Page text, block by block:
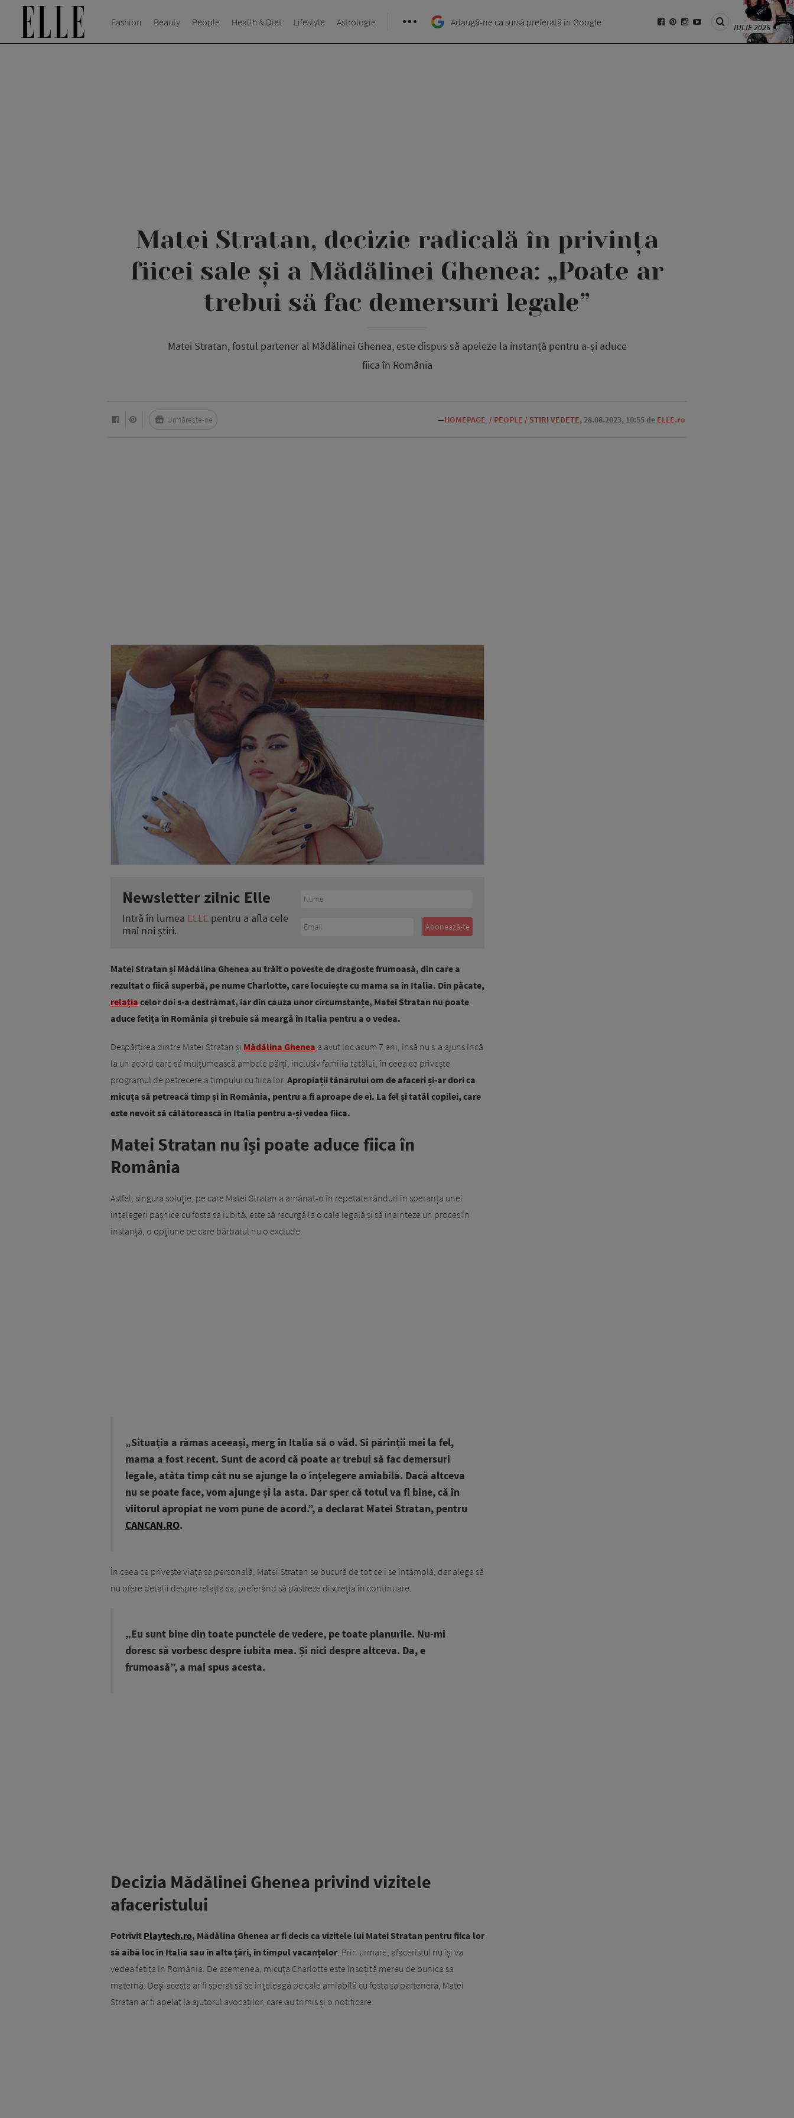
Fashion Beauty People Health & Diet Lifestyle Astrologie Adaugă-ne ca sursă preferată în Google IULIE 2026
Matei Stratan, decizie radicală în privința
fiicei sale și a Mădălinei Ghenea: „Poate ar
trebui să fac demersuri legale”
Matei Stratan, fostul partener al Mădălinei Ghenea, este dispus să apeleze la instanță pentru a-și aduce
fiica în România
—HOMEPAGE / PEOPLE / STIRI VEDETE, 28.08.2023, 10:55 de ELLE.ro
Urmărește-ne
Newsletter zilnic Elle
Intră în lumea ELLE pentru a afla cele
mai noi știri.
Matei Stratan și Mădălina Ghenea au trăit o poveste de dragoste frumoasă, din care a
rezultat o fiică superbă, pe nume Charlotte, care locuiește cu mama sa în Italia. Din păcate,
relația celor doi s-a destrămat, iar din cauza unor circumstanțe, Matei Stratan nu poate
aduce fetița în România și trebuie să meargă în Italia pentru a o vedea.
Despărțirea dintre Matei Stratan și Mădălina Ghenea a avut loc acum 7 ani, însă nu s-a ajuns încă
la un acord care să mulțumească ambele părți, inclusiv familia tatălui, în ceea ce privește
programul de petrecere a timpului cu fiica lor. Apropiații tânărului om de afaceri și-ar dori ca
micuța să petreacă timp și în România, pentru a fi aproape de ei. La fel și tatăl copilei, care
este nevoit să călătorească în Italia pentru a-și vedea fiica.
Matei Stratan nu își poate aduce fiica în
România
Astfel, singura soluție, pe care Matei Stratan a amânat-o în repetate rânduri în speranța unei
înțelegeri pașnice cu fosta sa iubită, este să recurgă la o cale legală și să înainteze un proces în
instanță, o opțiune pe care bărbatul nu o exclude.
„Situația a rămas aceeași, merg în Italia să o văd. Si părinții mei la fel,
mama a fost recent. Sunt de acord că poate ar trebui să fac demersuri
legale, atâta timp cât nu se ajunge la o înțelegere amiabilă. Dacă altceva
nu se poate face, vom ajunge și la asta. Dar sper că totul va fi bine, că în
viitorul apropiat ne vom pune de acord.”, a declarat Matei Stratan, pentru
CANCAN.RO.
În ceea ce privește viața sa personală, Matei Stratan se bucură de tot ce i se întâmplă, dar alege să
nu ofere detalii despre relația sa, preferând să păstreze discreția în continuare.
„Eu sunt bine din toate punctele de vedere, pe toate planurile. Nu-mi
doresc să vorbesc despre iubita mea. Și nici despre altceva. Da, e
frumoasă”, a mai spus acesta.
Decizia Mădălinei Ghenea privind vizitele
afaceristului
Potrivit Playtech.ro, Mădălina Ghenea ar fi decis ca vizitele lui Matei Stratan pentru fiica lor
să aibă loc în Italia sau în alte țări, în timpul vacanțelor. Prin urmare, afaceristul nu își va
vedea fetița în România. De asemenea, micuța Charlotte este însoțită mereu de bunica sa
maternă. Deși acesta ar fi sperat să se înțeleagă pe cale amiabilă cu fosta sa parteneră, Matei
Stratan ar fi apelat la ajutorul avocaților, care au trimis și o notificare.